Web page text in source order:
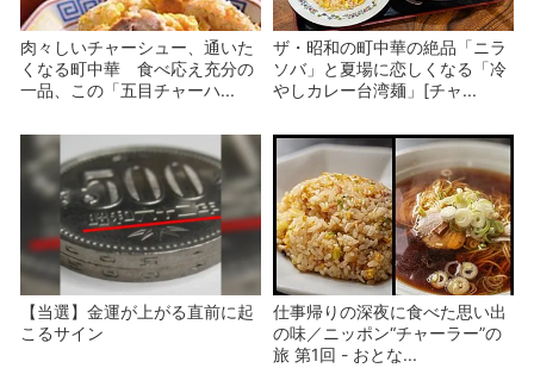
肉々しいチャーシュー、通いた
くなる町中華 食べ応え充分の
一品、この「五目チャーハ...
ザ・昭和の町中華の絶品「ニラ
ソバ」と夏場に恋しくなる「冷
やしカレー台湾麺」[チャ...
【当選】金運が上がる直前に起
こるサイン
仕事帰りの深夜に食べた思い出
の味／ニッポン“チャーラー”の
旅 第1回 - おとな...